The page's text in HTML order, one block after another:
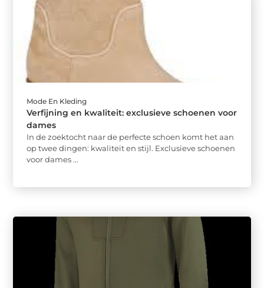
Mode En Kleding
Verfijning en kwaliteit: exclusieve schoenen voor
dames
In de zoektocht naar de perfecte schoen komt het aan
op twee dingen: kwaliteit en stijl. Exclusieve schoenen
voor dames ...